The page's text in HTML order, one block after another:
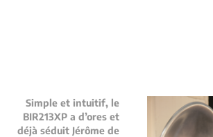
Simple et intuitif, le
BIR213XP a d’ores et
déjà séduit Jérôme de